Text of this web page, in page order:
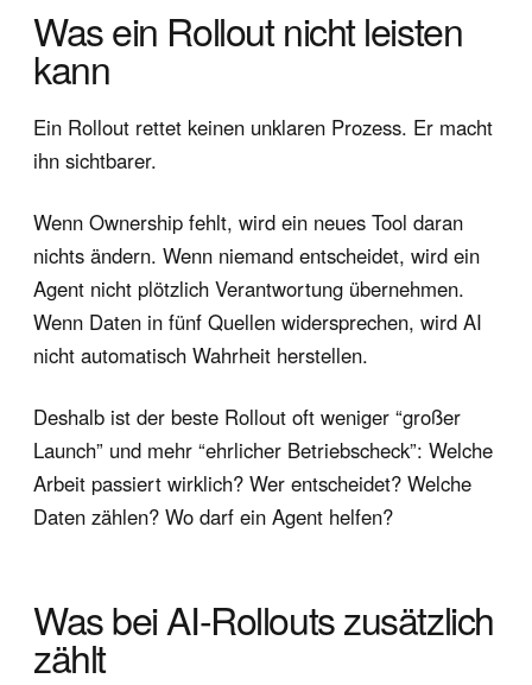
Was ein Rollout nicht leisten
kann
Ein Rollout rettet keinen unklaren Prozess. Er macht
ihn sichtbarer.
Wenn Ownership fehlt, wird ein neues Tool daran
nichts ändern. Wenn niemand entscheidet, wird ein
Agent nicht plötzlich Verantwortung übernehmen.
Wenn Daten in fünf Quellen widersprechen, wird AI
nicht automatisch Wahrheit herstellen.
Deshalb ist der beste Rollout oft weniger “großer
Launch” und mehr “ehrlicher Betriebscheck”: Welche
Arbeit passiert wirklich? Wer entscheidet? Welche
Daten zählen? Wo darf ein Agent helfen?
Was bei AI-Rollouts zusätzlich
zählt